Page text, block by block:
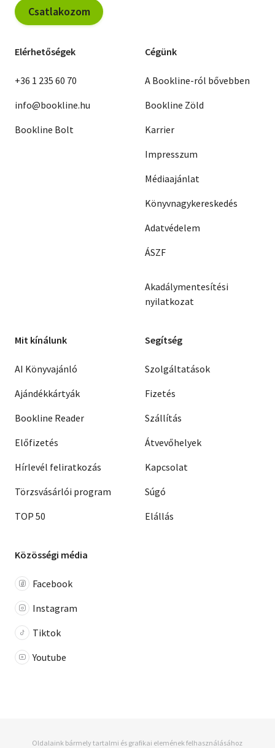
Csatlakozom
Elérhetőségek
+36 1 235 60 70
info@bookline.hu
Bookline Bolt
Cégünk
A Bookline-ról bővebben
Bookline Zöld
Karrier
Impresszum
Médiaajánlat
Könyvnagykereskedés
Adatvédelem
ÁSZF
Akadálymentesítési
nyilatkozat
Mit kínálunk
AI Könyvajánló
Ajándékkártyák
Bookline Reader
Előfizetés
Hírlevél feliratkozás
Törzsvásárlói program
TOP 50
Segítség
Szolgáltatások
Fizetés
Szállítás
Átvevőhelyek
Kapcsolat
Súgó
Elállás
Közösségi média
Facebook
Instagram
Tiktok
Youtube
Oldalaink bármely tartalmi és grafikai elemének felhasználásához